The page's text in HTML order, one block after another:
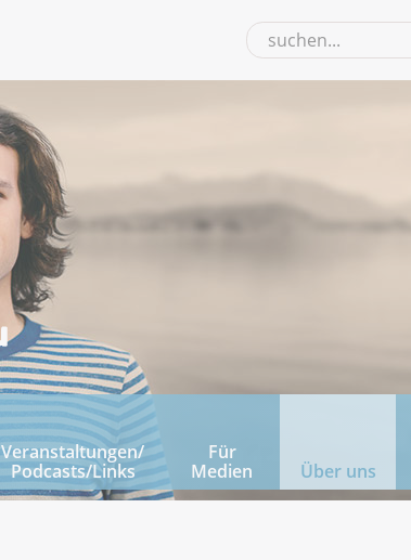
Veranstaltungen/
Podcasts/Links
Für
Medien
Über uns